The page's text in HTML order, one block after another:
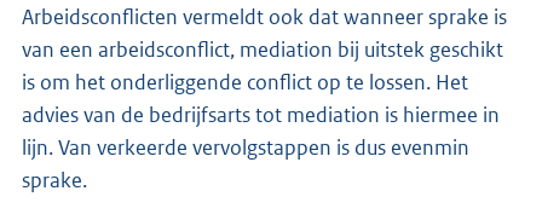
Arbeidsconflicten vermeldt ook dat wanneer sprake is
van een arbeidsconflict, mediation bij uitstek geschikt
is om het onderliggende conflict op te lossen. Het
advies van de bedrijfsarts tot mediation is hiermee in
lijn. Van verkeerde vervolgstappen is dus evenmin
sprake.